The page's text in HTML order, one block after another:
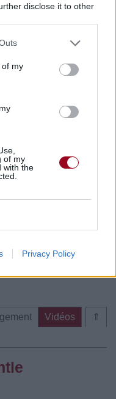
disclose it to other
of my
of my
with the
Privacy Policy
:
guitare chez
sur
ou trouver le CD sur
ou une partition au
⇑
Vidéos